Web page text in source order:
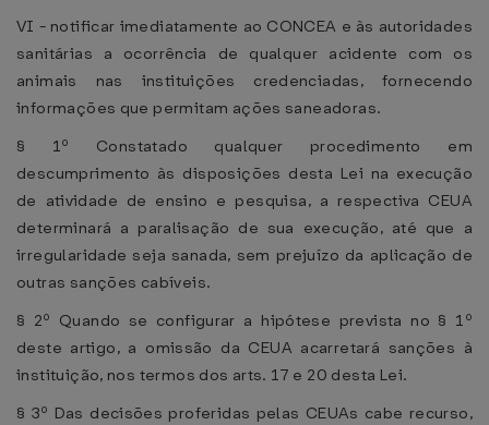
VI - notificar imediatamente ao CONCEA e às autoridades
sanitárias a ocorrência de qualquer acidente com os
animais nas instituições credenciadas, fornecendo
informações que permitam ações saneadoras.
§ 1º Constatado qualquer procedimento em
descumprimento às disposições desta Lei na execução
de atividade de ensino e pesquisa, a respectiva CEUA
determinará a paralisação de sua execução, até que a
irregularidade seja sanada, sem prejuízo da aplicação de
outras sanções cabíveis.
§ 2º Quando se configurar a hipótese prevista no § 1º
deste artigo, a omissão da CEUA acarretará sanções à
instituição, nos termos dos arts. 17 e 20 desta Lei.
§ 3º Das decisões proferidas pelas CEUAs cabe recurso,